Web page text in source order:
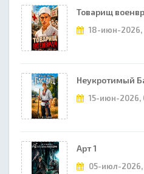
Товарищ
18-июн-2026,
Неукротимый
15-июн-2026,
Арт 1
05-июл-2026,